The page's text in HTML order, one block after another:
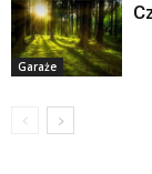
Garaże